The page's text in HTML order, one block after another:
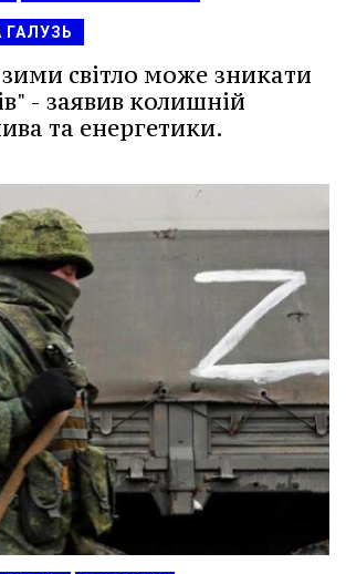
ГАЛУЗЬ
світло може зникати
- заявив колишній
та енергетики.